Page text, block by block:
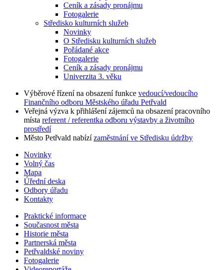
Ceník a zásady pronájmu
Fotogalerie
Středisko kulturních služeb
Novinky
O Středisku kulturních služeb
Pořádané akce
Fotogalerie
Ceník a zásady pronájmu
Univerzita 3. věku
Výběrové řízení na obsazení funkce vedoucí/vedoucího
Finančního odboru Městského úřadu Petřvald
Veřejná výzva k přihlášení zájemců na obsazení pracovního
místa referent / referentka odboru výstavby a životního
prostředí
Město Petřvald nabízízaměstnání ve Středisku údržby
Novinky
Volný čas
Mapa
Úřední deska
Odbory úřadu
Kontakty
Praktické informace
Současnost města
Historie města
Partnerská města
Petřvaldské noviny
Fotogalerie